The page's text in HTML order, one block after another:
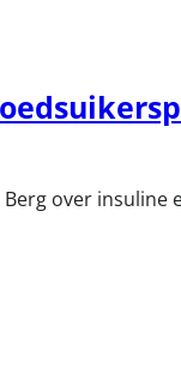
over insuline